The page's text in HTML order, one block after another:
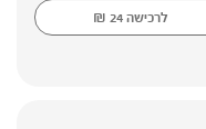
לרכישה ₪ 24